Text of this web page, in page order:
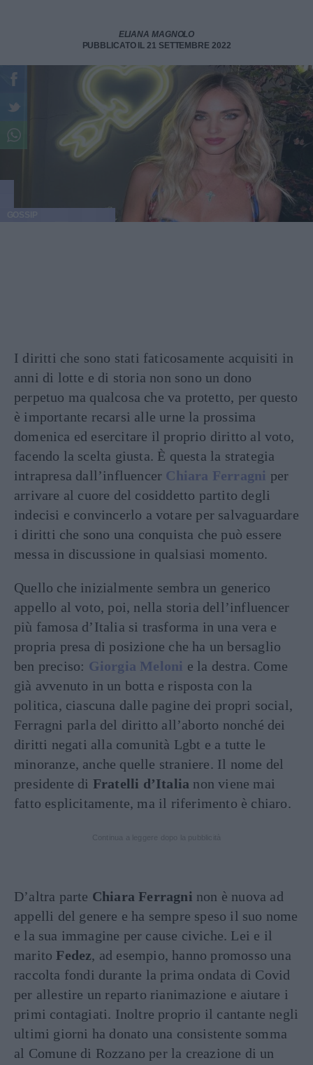
ELIANA MAGNOLO
PUBBLICATO IL 21 SETTEMBRE 2022
I diritti che sono stati faticosamente acquisiti in
anni di lotte e di storia non sono un dono
perpetuo ma qualcosa che va protetto, per questo
è importante recarsi alle urne la prossima
domenica ed esercitare il proprio diritto al voto,
facendo la scelta giusta. È questa la strategia
intrapresa dall’influencer Chiara Ferragni per
arrivare al cuore del cosiddetto partito degli
indecisi e convincerlo a votare per salvaguardare
i diritti che sono una conquista che può essere
messa in discussione in qualsiasi momento.
Quello che inizialmente sembra un generico
appello al voto, poi, nella storia dell’influencer
più famosa d’Italia si trasforma in una vera e
propria presa di posizione che ha un bersaglio
ben preciso: Giorgia Meloni e la destra. Come
già avvenuto in un botta e risposta con la
politica, ciascuna dalle pagine dei propri social,
Ferragni parla del diritto all’aborto nonché dei
diritti negati alla comunità Lgbt e a tutte le
minoranze, anche quelle straniere. Il nome del
presidente di Fratelli d’Italia non viene mai
fatto esplicitamente, ma il riferimento è chiaro.
D’altra parte Chiara Ferragni non è nuova ad
appelli del genere e ha sempre speso il suo nome
e la sua immagine per cause civiche. Lei e il
maritoFedez, ad esempio, hanno promosso una
raccolta fondi durante la prima ondata di Covid
per allestire un reparto rianimazione e aiutare i
primi contagiati. Inoltre proprio il cantante negli
ultimi giorni ha donato una consistente somma
al Comune di Rozzano per la creazione di un